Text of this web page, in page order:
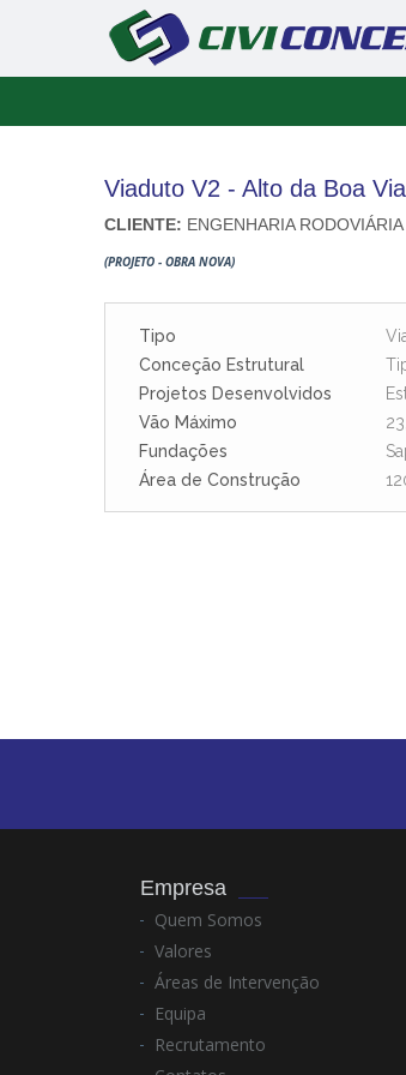
Viaduto V2 - Alto da Boa
CLIENTE: ENGENHARIA
(PROJETO - OBRA NOVA)
Tipo
Conceção Estrutural
Projetos Desenvolvidos
Vão Máximo
Fundações
Área de Construção
Empresa
Quem Somos
Valores
Áreas de Intervenção
Equipa
Recrutamento